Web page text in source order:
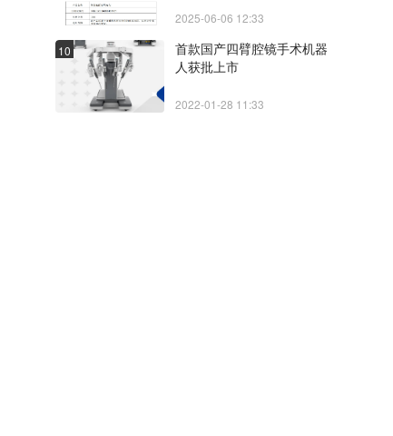
2025-06-06 12:33
10
首款国产四臂腔镜手术机器
人获批上市
2022-01-28 11:33